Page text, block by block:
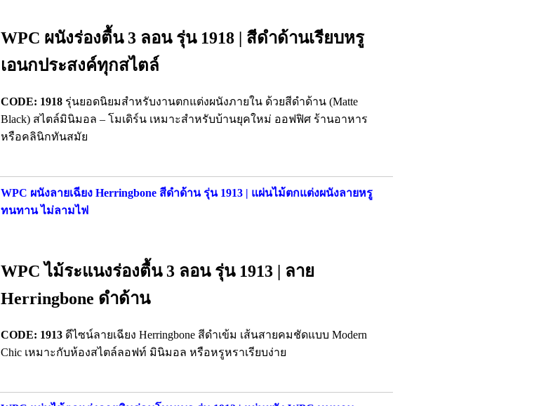
WPC ผนังร่องตื้น 3 ลอน รุ่น 1918 | สีดำด้านเรียบหรู
เอนกประสงค์ทุกสไตล์
CODE: 1918 รุ่นยอดนิยมสำหรับงานตกแต่งผนังภายใน ด้วยสีดำด้าน (Matte
Black) สไตล์มินิมอล – โมเดิร์น เหมาะสำหรับบ้านยุคใหม่ ออฟฟิศ ร้านอาหาร
หรือคลินิกทันสมัย
WPC ผนังลายเฉียง Herringbone สีดำด้าน รุ่น 1913 | แผ่นไม้ตกแต่งผนังลายหรู
ทนทาน ไม่ลามไฟ
WPC ไม้ระแนงร่องตื้น 3 ลอน รุ่น 1913 | ลาย
Herringbone ดำด้าน
CODE: 1913 ดีไซน์ลายเฉียง Herringbone สีดำเข้ม เส้นสายคมชัดแบบ Modern
Chic เหมาะกับห้องสไตล์ลอฟท์ มินิมอล หรือหรูหราเรียบง่าย